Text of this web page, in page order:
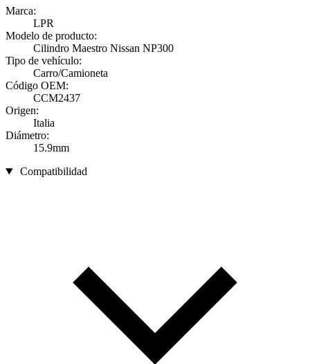
Marca:
LPR
Modelo de producto:
Cilindro Maestro Nissan NP300
Tipo de vehículo:
Carro/Camioneta
Código OEM:
CCM2437
Origen:
Italia
Diámetro:
15.9mm
Compatibilidad